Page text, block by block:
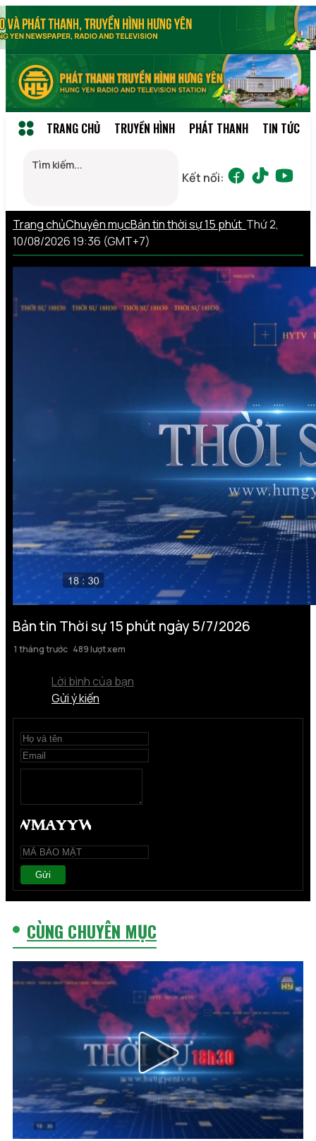
TRANG CHỦ TRUYỀN HÌNH PHÁT THANH TIN TỨC
Kết nối:
Trang chủChuyên mụcBản tin thời sự 15 phút Thứ 2,
10/08/2026 19:36 (GMT+7)
Bản tin Thời sự 15 phút ngày 5/7/2026
1 tháng trước 489 lượt xem
Lời bình của bạn
Gửi ý kiến
Gửi
CÙNG CHUYÊN MỤC